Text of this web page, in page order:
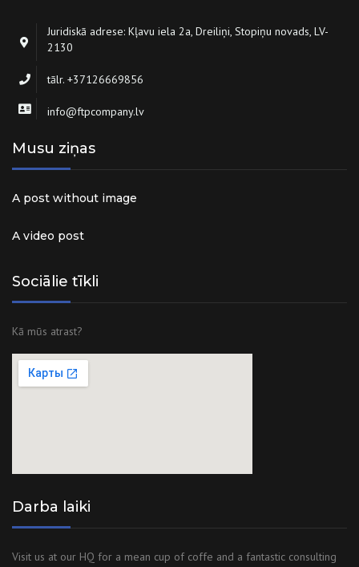
Juridiskā adrese: Kļavu iela 2a, Dreiliņi, Stopiņu novads, LV-
2130
tālr. +37126669856
info@ftpcompany.lv
Musu ziņas
A post without image
A video post
Sociālie tīkli
Kā mūs atrast?
Darba laiki
Visit us at our HQ for a mean cup of coffe and a fantastic consulting